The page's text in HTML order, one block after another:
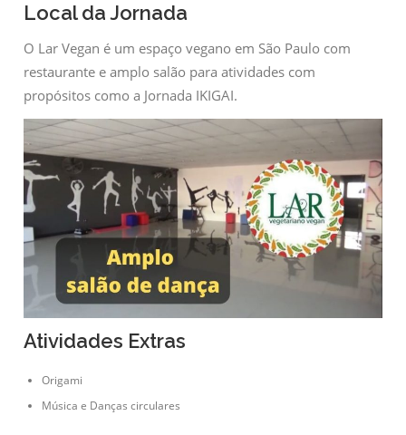
Local da Jornada
O Lar Vegan é um espaço vegano em São Paulo com
restaurante e amplo salão para atividades com
propósitos como a Jornada IKIGAI.
Atividades Extras
Origami
Música e Danças circulares